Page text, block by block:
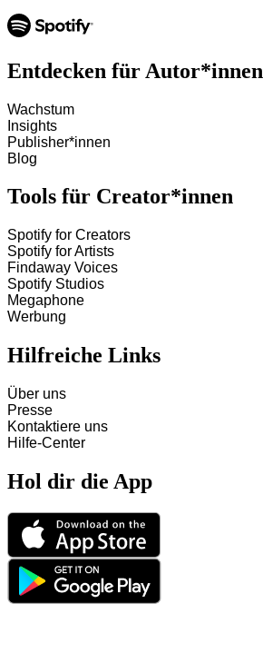
Entdecken für Autor*innen
Wachstum
Insights
Publisher*innen
Blog
Tools für Creator*innen
Spotify for Creators
Spotify for Artists
Findaway Voices
Spotify Studios
Megaphone
Werbung
Hilfreiche Links
Über uns
Presse
Kontaktiere uns
Hilfe-Center
Hol dir die App